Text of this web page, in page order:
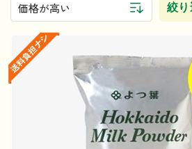
価格が高い 絞り